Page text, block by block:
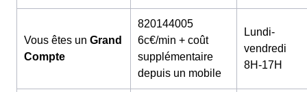
Vous êtes un Grand
Compte
820144005
6c€/min + coût
supplémentaire
depuis un mobile
Lundi-
vendredi
8H-17H